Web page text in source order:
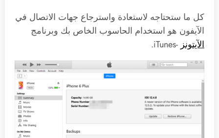
كل ما ستحتاجه لاستعادة واسترجاع جهات الاتصال في
الآيفون هو استخدام الحاسوب الخاص بك وبرنامج
الآيتونز -iTunes.